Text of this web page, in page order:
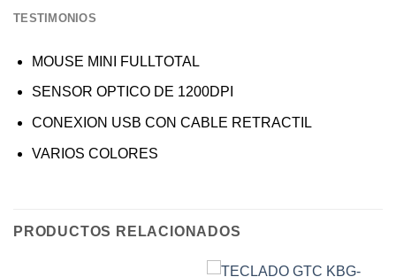
TESTIMONIOS
MOUSE MINI FULLTOTAL
SENSOR OPTICO DE 1200DPI
CONEXION USB CON CABLE RETRACTIL
VARIOS COLORES
PRODUCTOS RELACIONADOS